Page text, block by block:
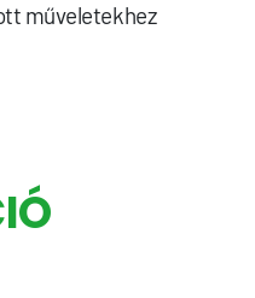
műveletekhez